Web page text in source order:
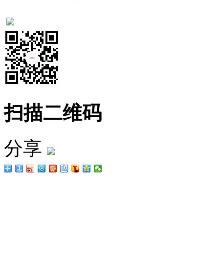
扫描二维码
分享